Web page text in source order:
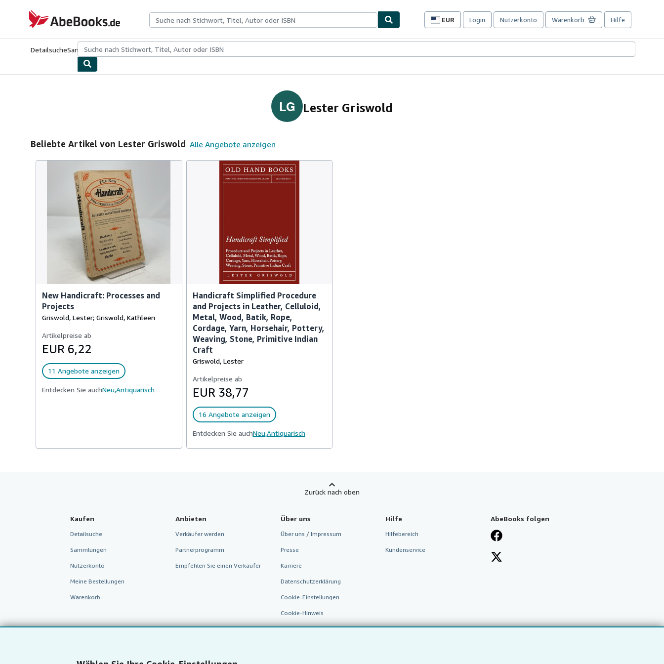
AbeBooks.de
EUR
Seite
Einkaufseinstellungen.
Login Nutzerkonto Warenkorb Hilfe
DetailsucheSammlungenAntiquarische BücherKunst & Sammlerstücke
LG Lester Griswold
Beliebte Artikel von Lester Griswold Alle Angebote anzeigen
New Handicraft: Processes and
Projects
Griswold, Lester; Griswold, Kathleen
Artikelpreise ab
EUR 6,22
11 Angebote anzeigen
Entdecken Sie auchNeu,Antiquarisch
Handicraft Simplified Procedure
and Projects in Leather, Celluloid,
Metal, Wood, Batik, Rope,
Cordage, Yarn, Horsehair, Pottery,
Weaving, Stone, Primitive Indian
Craft
Griswold, Lester
Artikelpreise ab
EUR 38,77
16 Angebote anzeigen
Entdecken Sie auchNeu,Antiquarisch
Zurück nach oben
Kaufen
Detailsuche
Sammlungen
Nutzerkonto
Meine Bestellungen
Warenkorb
Anbieten
Verkäufer werden
Partnerprogramm
Empfehlen Sie einen Verkäufer
Über uns
Über uns / Impressum
Presse
Karriere
Datenschutzerklärung
Cookie-Einstellungen
Cookie-Hinweis
Barrierefreiheit
Hilfe
Hilfebereich
Kundenservice
AbeBooks folgen